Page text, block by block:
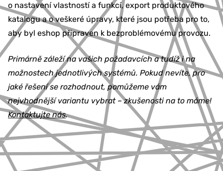
o nastavení vlastností a funkcí, export produktového
katalogu a o veškeré úpravy, které jsou potřeba pro to,
aby byl eshop připraven k bezproblémovému provozu.
Primárně záleží na vašich požadavcích a tudíž i na
možnostech jednotlivých systémů. Pokud nevíte, pro
jaké řešení se rozhodnout, pomůžeme vám
nejvhodnější variantu vybrat – zkušenosti na to máme!
Kontaktujte nás.